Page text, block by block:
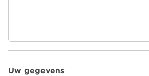
Uw gegevens